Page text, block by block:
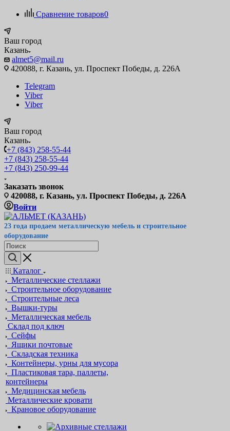
Сравнение товаров0
Ваш город
Казань
almet5@mail.ru
420088, г. Казань, ул. Проспект Победы, д. 226А
Telegram
Viber
Viber
Ваш город
Казань
+7 (843) 258-55-44
+7 (843) 258-55-44
+7 (843) 250-99-44
Заказать звонок
420088, г. Казань, ул. Проспект Победы, д. 226А
Войти
23 года продаем металлическую мебель и строительное
оборудование
Каталог
Металлические стеллажи
Строительное оборудование
Строительные леса
Вышки-туры
Металлическая мебель
Склад под ключ
Сейфы
Ящики почтовые
Складская техника
Контейнеры, урны для мусора
Пластиковая тара, паллеты,
контейнеры
Медицинская мебель
Металлические кровати
Крановое оборудование